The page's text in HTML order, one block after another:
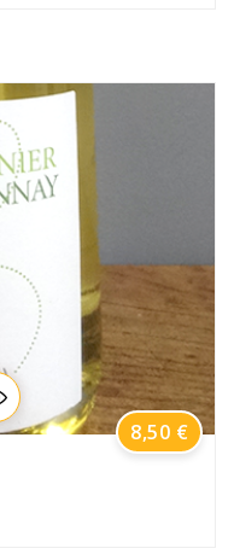
Prix
8,50 €